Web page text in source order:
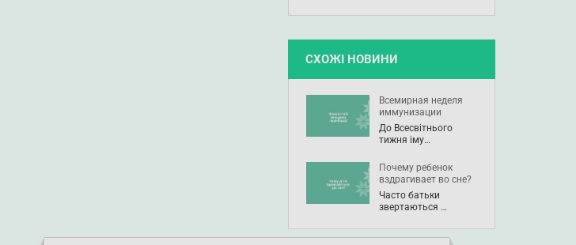
СХОЖІ НОВИНИ
Всемирная неделя
иммунизации
До Всесвітнього
тижня іму…
Почему ребенок
вздрагивает во сне?
Часто батьки
звертаються …